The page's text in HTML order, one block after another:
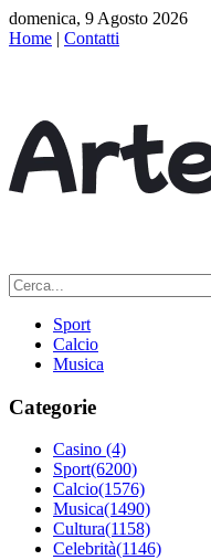
domenica, 9 Agosto 2026
Home | Contatti
Sport
Calcio
Musica
Categorie
Casino (4)
Sport(6200)
Calcio(1576)
Musica(1490)
Cultura(1158)
Celebrità(1146)